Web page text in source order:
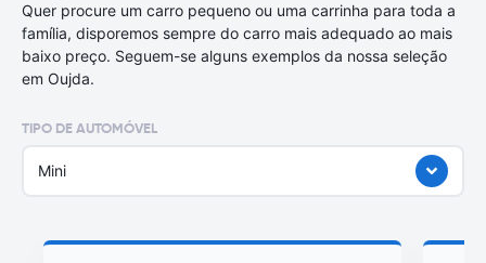
Quer procure um carro pequeno ou uma carrinha para toda a
família, disporemos sempre do carro mais adequado ao mais
baixo preço. Seguem-se alguns exemplos da nossa seleção
em Oujda.
TIPO DE AUTOMÓVEL
Mini